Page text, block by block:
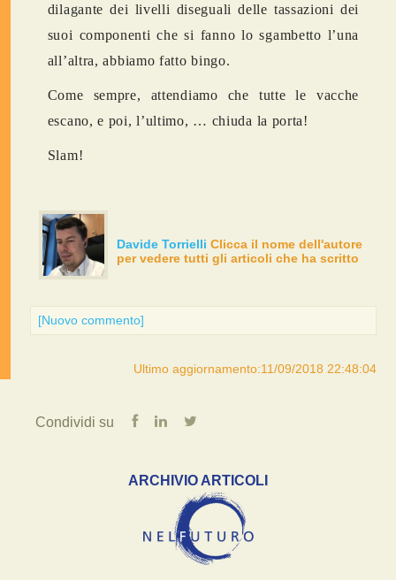
dilagante dei livelli diseguali delle tassazioni dei
suoi componenti che si fanno lo sgambetto l’una
all’altra, abbiamo fatto bingo.
Come sempre, attendiamo che tutte le vacche
escano, e poi, l’ultimo, … chiuda la porta!
Slam!
Davide Torrielli Clicca il nome dell'autore
per vedere tutti gli articoli che ha scritto
[Nuovo commento]
Ultimo aggiornamento:11/09/2018 22:48:04
Condividi su
ARCHIVIO ARTICOLI